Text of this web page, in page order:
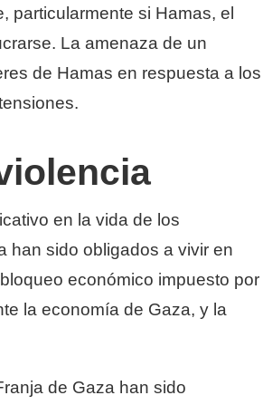
particularmente si Hamas, el
La amenaza de un
de Hamas en respuesta a los
en la vida de los
han sido obligados a vivir en
económico impuesto por
la economía de Gaza, y la
de Gaza han sido